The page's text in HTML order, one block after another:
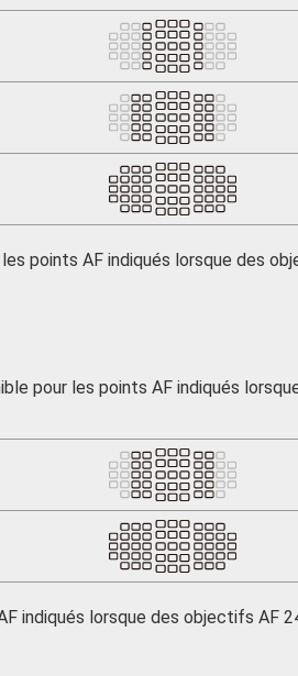
points AF indiqués lorsque des
pour les points AF indiqués
indiqués lorsque des objectifs AF